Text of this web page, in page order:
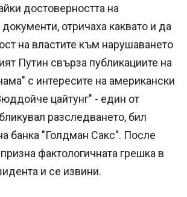
достоверността на
отричаха каквато и да
на властите към нарушаването
Путин свърза публикациите на
с интересите на американски
цайтунг" - един от
разследването, бил
банка "Голдман Сакс". После
фактологичната грешка в
и се извини.